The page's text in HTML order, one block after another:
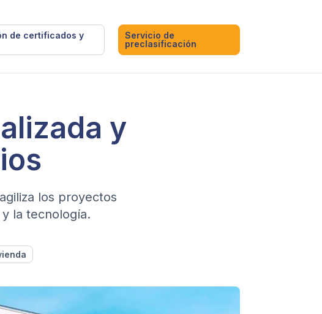
de certificados y
Servicio de
preclasificación
y
los proyectos
la tecnología.